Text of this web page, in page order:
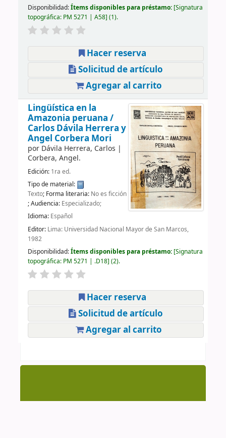
Disponibilidad:Ítems disponibles para préstamo: Signatura
topográfica: PM 5271 | A58 (1).
Hacer reserva
Solicitud de artículo
Agregar al carrito
Lingüística en la
Amazonia peruana /
Carlos Dávila Herrera y
Angel Corbera Mori
por Dávila Herrera, Carlos |
Corbera, Angel.
Edición: 1ra ed.
Tipo de material:
Texto; Forma literaria: No es ficción
; Audiencia: Especializado;
Idioma: Español
Editor: Lima: Universidad Nacional Mayor de San Marcos,
1982
Disponibilidad:Ítems disponibles para préstamo: Signatura
topográfica: PM 5271 | .D18 (2).
Hacer reserva
Solicitud de artículo
Agregar al carrito